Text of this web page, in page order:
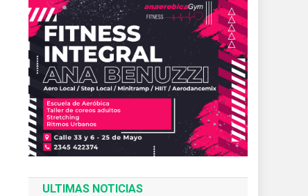
ULTIMAS NOTICIAS